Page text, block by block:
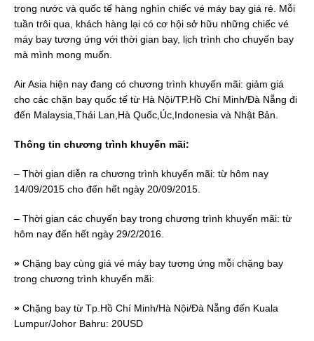
trong nước và quốc tế hàng nghìn chiếc vé máy bay giá rẻ. Mỗi
tuần trôi qua, khách hàng lại có cơ hội sở hữu những chiếc vé
máy bay tương ứng với thời gian bay, lịch trình cho chuyến bay
mà mình mong muốn.
Air Asia hiện nay đang có chương trình khuyến mãi: giảm giá
cho các chặn bay quốc tế từ Hà Nội/TP.Hồ Chí Minh/Đà Nẵng đi
đến Malaysia,Thái Lan,Hà Quốc,Úc,Indonesia và Nhật Bản.
Thông tin chương trình khuyến mãi:
– Thời gian diễn ra chương trình khuyến mãi: từ hôm nay
14/09/2015 cho đến hết ngày 20/09/2015.
– Thời gian các chuyến bay trong chương trình khuyến mãi: từ
hôm nay đến hết ngày 29/2/2016.
» Chặng bay cùng giá vé máy bay tương ứng mỗi chặng bay
trong chương trình khuyến mãi:
» Chặng bay từ Tp.Hồ Chí Minh/Hà Nội/Đà Nẵng đến Kuala
Lumpur/Johor Bahru: 20USD